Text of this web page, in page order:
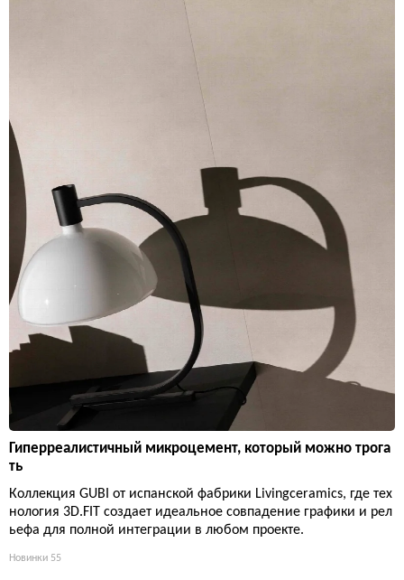
Гиперреалистичный микроцемент, который можно трога
ть
Коллекция GUBI от испанской фабрики Livingceramics, где тех
нология 3D.FIT создает идеальное совпадение графики и рел
ьефа для полной интеграции в любом проекте.
Новинки 55